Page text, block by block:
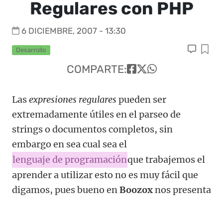
Regulares con PHP
6 DICIEMBRE, 2007 - 13:30
Desarrollo
COMPARTE:
Lasexpresiones regulares pueden ser
extremadamente útiles en el parseo de
strings o documentos completos, sin
embargo en sea cual sea el
lenguaje de programaciónque trabajemos el
aprender a utilizar esto no es muy fácil que
digamos, pues bueno enBoozoxnos presenta